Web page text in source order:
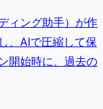
ィング助手）が作
、AIで圧縮して保
開始時に、過去の